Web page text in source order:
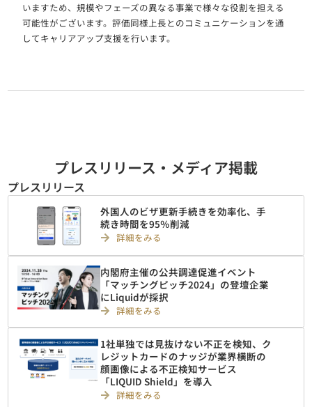
いますため、規模やフェーズの異なる事業で様々な役割を担える
可能性がございます。評価同様上長とのコミュニケーションを通
してキャリアアップ支援を行います。
プレスリリース・メディア掲載
プレスリリース
外国人のビザ更新手続きを効率化、手
続き時間を95％削減
詳細をみる
内閣府主催の公共調達促進イベント
「マッチングピッチ2024」の登壇企業
にLiquidが採択
詳細をみる
1社単独では見抜けない不正を検知、ク
レジットカードのナッジが業界横断の
顔画像による不正検知サービス
「LIQUID Shield」を導入
詳細をみる